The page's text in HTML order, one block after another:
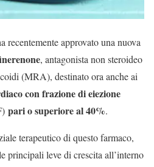
recentemente approvato una nuova
, antagonista non steroideo
(MRA), destinato ora anche ai
con frazione di eiezione
pari o superiore al 40%.
terapeutico di questo farmaco,
principali leve di crescita all’interno